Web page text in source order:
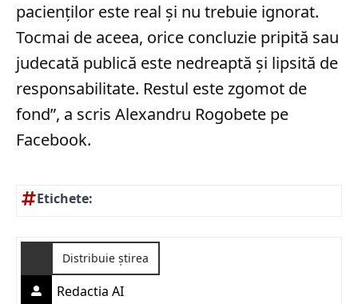
pacienților este real și nu trebuie ignorat.
Tocmai de aceea, orice concluzie pripită sau
judecată publică este nedreaptă şi lipsită de
responsabilitate. Restul este zgomot de
fond”, a scris Alexandru Rogobete pe
Facebook.
Etichete:
Distribuie știrea
Redactia AI